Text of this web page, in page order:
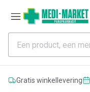
Gratis winkellevering